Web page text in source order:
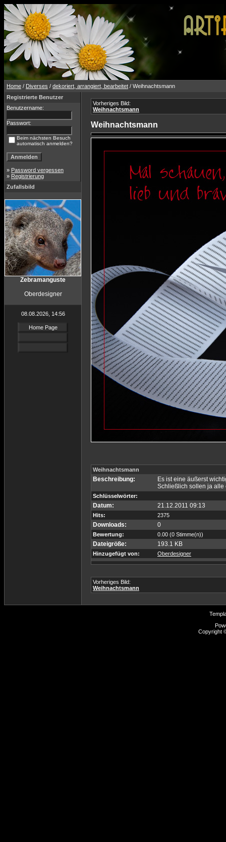
Home / Diverses / dekoriert, arrangiert, bearbeitet / Weihnachtsmann
Registrierte Benutzer
Benutzername:
Passwort:
Beim nächsten Besuch
automatisch anmelden?
» Password vergessen
» Registrierung
Zufallsbild
Zebramanguste
Oberdesigner
08.08.2026, 14:56
Home Page
Vorheriges Bild:
Weihnachtsmann
Weihnachtsmann
Weihnachtsmann
Beschreibung:
Es ist eine äußerst
Schließlich sollen ja
Schlüsselwörter:
Datum: 21.12.2011 09:13
Hits: 2375
Downloads: 0
Bewertung: 0.00 (0 Stimme(n))
Dateigröße: 193.1 KB
Hinzugefügt von: Oberdesigner
Vorheriges Bild:
Weihnachtsmann
Copyright